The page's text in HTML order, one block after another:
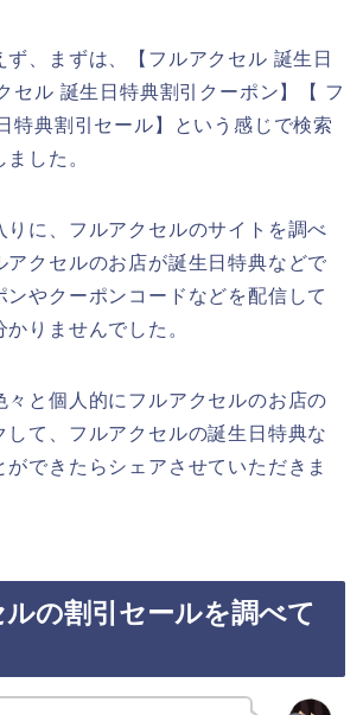
ず、まずは、【フルアクセル 誕生日
セル 誕生日特典割引クーポン】【 フ
特典割引セール】という感じで検索
した。
りに、フルアクセルのサイトを調べ
アクセルのお店が誕生日特典などで
ンやクーポンコードなどを配信して
りませんでした。
々と個人的にフルアクセルのお店の
して、フルアクセルの誕生日特典な
ができたらシェアさせていただきま
の割引セールを調べて